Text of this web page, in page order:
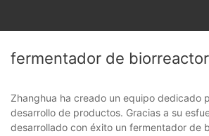
fermentador de biorreactor
Zhanghua ha creado un equipo dedicado
desarrollo de productos. Gracias a su
desarrollado con éxito un fermentador de